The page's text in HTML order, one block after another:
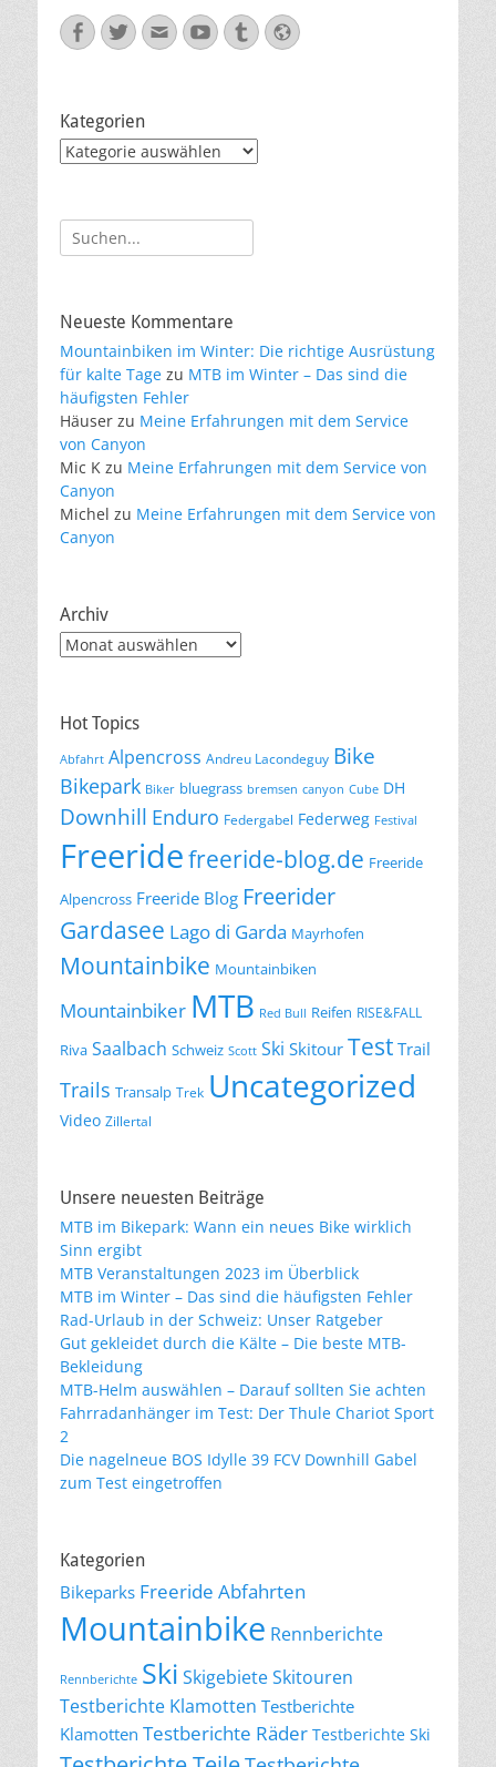
Facebook
Twitter
E-
Mail
YouTube
TumblrWebsite
Kategorien
Kategorien
Suche
nach:
Neueste Kommentare
Mountainbiken im Winter: Die richtige Ausrüstung
für kalte Tage zu MTB im Winter – Das sind die
häufigsten Fehler
Häuser zu Meine Erfahrungen mit dem Service
von Canyon
Mic K zu Meine Erfahrungen mit dem Service von
Canyon
Michel zu Meine Erfahrungen mit dem Service von
Canyon
Archiv
Archiv
Hot Topics
Abfahrt Alpencross Andreu Lacondeguy Bike
Bikepark Biker bluegrass bremsen canyon Cube DH
Downhill Enduro Federgabel Federweg Festival
Freeridefreeride-blog.de Freeride
Alpencross Freeride Blog Freerider
Gardasee Lago di Garda Mayrhofen
Mountainbike Mountainbiken
Mountainbiker MTB Red Bull Reifen RISE&FALL
Riva Saalbach Schweiz Scott Ski Skitour Test Trail
Trails Transalp Trek Uncategorized
Video Zillertal
Unsere neuesten Beiträge
MTB im Bikepark: Wann ein neues Bike wirklich
Sinn ergibt
MTB Veranstaltungen 2023 im Überblick
MTB im Winter – Das sind die häufigsten Fehler
Rad-Urlaub in der Schweiz: Unser Ratgeber
Gut gekleidet durch die Kälte – Die beste MTB-
Bekleidung
MTB-Helm auswählen – Darauf sollten Sie achten
Fahrradanhänger im Test: Der Thule Chariot Sport
2
Die nagelneue BOS Idylle 39 FCV Downhill Gabel
zum Test eingetroffen
Kategorien
Bikeparks Freeride Abfahrten
Mountainbike Rennberichte
Rennberichte Ski SkigebieteSkitouren
Testberichte Klamotten Testberichte
Klamotten Testberichte Räder Testberichte Ski